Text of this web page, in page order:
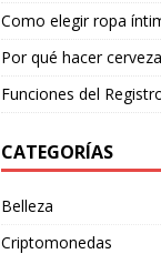
Como elegir ropa
Por qué hacer
Funciones del
CATEGORÍAS
Belleza
Criptomonedas